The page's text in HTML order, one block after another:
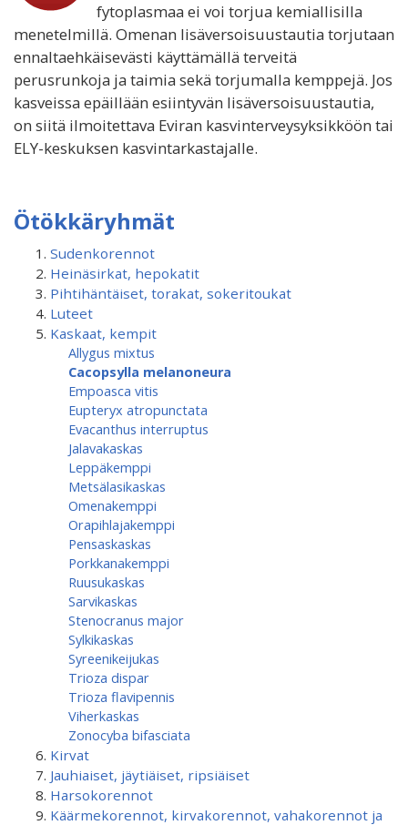
fytoplasmaa ei voi torjua kemiallisilla
menetelmillä. Omenan lisäversoisuustautia torjutaan
ennaltaehkäisevästi käyttämällä terveitä
perusrunkoja ja taimia sekä torjumalla kemppejä. Jos
kasveissa epäillään esiintyvän lisäversoisuustautia,
on siitä ilmoitettava Eviran kasvinterveysyksikköön tai
ELY-keskuksen kasvintarkastajalle.
Ötökkäryhmät
Sudenkorennot
Heinäsirkat, hepokatit
Pihtihäntäiset, torakat, sokeritoukat
Luteet
Kaskaat, kempit
Allygus mixtus
Cacopsylla melanoneura
Empoasca vitis
Eupteryx atropunctata
Evacanthus interruptus
Jalavakaskas
Leppäkemppi
Metsälasikaskas
Omenakemppi
Orapihlajakemppi
Pensaskaskas
Porkkanakemppi
Ruusukaskas
Sarvikaskas
Stenocranus major
Sylkikaskas
Syreenikeijukas
Trioza dispar
Trioza flavipennis
Viherkaskas
Zonocyba bifasciata
Kirvat
Jauhiaiset, jäytiäiset, ripsiäiset
Harsokorennot
Käärmekorennot, kirvakorennot, vahakorennot ja